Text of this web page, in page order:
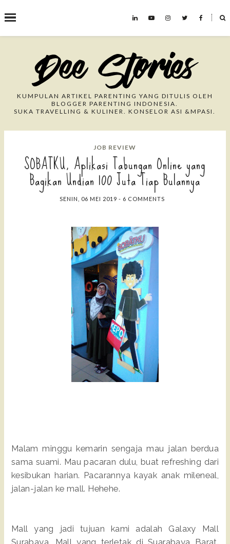
˟
Search This Blog
KUMPULAN ARTIKEL PARENTING YANG DITULIS OLEH
BLOGGER PARENTING INDONESIA.
SUKA TRAVELLING & KULINER. KONSELOR ASI &MPASI.
JOB REVIEW
SOBATKU, Aplikasi Tabungan Online yang
Bagikan Undian 100 Juta Tiap Bulannya
SENIN, 06 MEI 2019 - 6 COMMENTS
Malam minggu kemarin sengaja mau jalan berdua
sama suami. Mau pacaran dulu, buat refreshing dari
kesibukan harian. Pacarannya kayak anak mileneal,
jalan-jalan ke mall. Hehehe.
Mall yang jadi tujuan kami adalah Galaxy Mall